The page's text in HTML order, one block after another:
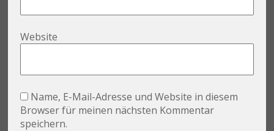
Website
Name, E-Mail-Adresse und Website in diesem
Browser für meinen nächsten Kommentar
speichern.